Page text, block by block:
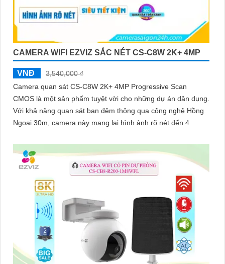
CAMERA WIFI EZVIZ SẮC NÉT CS-C8W 2K+ 4MP
VNĐ
3,540,000 ₫
Camera quan sát CS-C8W 2K+ 4MP Progressive Scan
CMOS là một sản phẩm tuyệt vời cho những dự án dân dụng.
Với khả năng quan sát ban đêm thông qua công nghệ Hồng
Ngoại 30m, camera này mang lại hình ảnh rõ nét đến 4